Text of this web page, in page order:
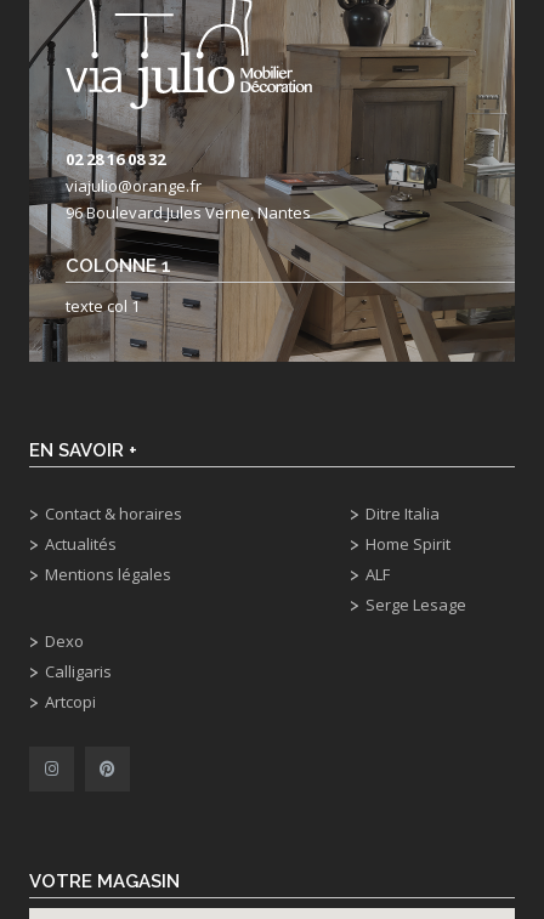
02 28 16 08 32
viajulio@orange.fr
96 Boulevard Jules Verne, Nantes
COLONNE 1
texte col 1
EN SAVOIR +
Contact & horaires
Actualités
Mentions légales
Dexo
Calligaris
Artcopi
Ditre Italia
Home Spirit
ALF
Serge Lesage
VOTRE MAGASIN